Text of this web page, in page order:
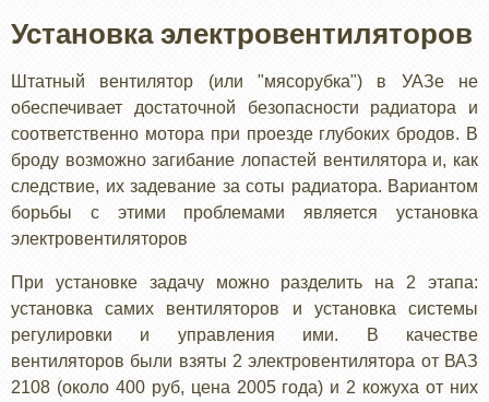
Установка электровентиляторов
Штатный вентилятор (или "мясорубка") в УАЗе не
обеспечивает достаточной безопасности радиатора и
соответственно мотора при проезде глубоких бродов. В
броду возможно загибание лопастей вентилятора и, как
следствие, их задевание за соты радиатора. Вариантом
борьбы с этими проблемами является установка
электровентиляторов
При установке задачу можно разделить на 2 этапа:
установка самих вентиляторов и установка системы
регулировки и управления ими. В качестве
вентиляторов были взяты 2 электровентилятора от ВАЗ
2108 (около 400 руб, цена 2005 года) и 2 кожуха от них